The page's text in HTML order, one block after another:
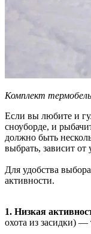
Комплект
Если вы любите и
сноуборде, и
должно быть
выбрать, зависит от
Для удобства
активности.
1. Низкая
охота из засидки) —